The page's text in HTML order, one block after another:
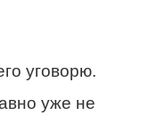
уговорю.
уже не